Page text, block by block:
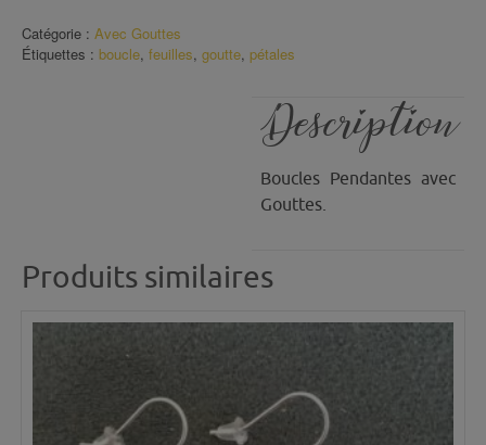
Pétales
de
Catégorie : Avec Gouttes
Étiquettes : boucle, feuilles, goutte, pétales
Description
Boucles Pendantes avec
Gouttes.
Produits similaires